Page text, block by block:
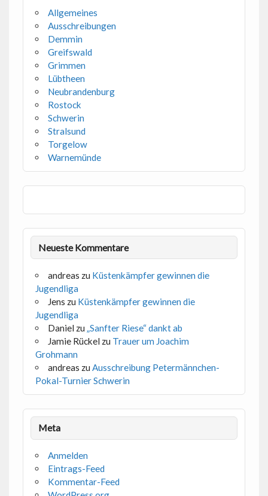
Allgemeines
Ausschreibungen
Demmin
Greifswald
Grimmen
Lübtheen
Neubrandenburg
Rostock
Schwerin
Stralsund
Torgelow
Warnemünde
Neueste Kommentare
andreas zu Küstenkämpfer gewinnen die
Jugendliga
Jens zu Küstenkämpfer gewinnen die
Jugendliga
Danielzu „Sanfter Riese“ dankt ab
Jamie Rückelzu Trauer um Joachim
Grohmann
andreas zu Ausschreibung Petermännchen-
Pokal-Turnier Schwerin
Meta
Anmelden
Eintrags-Feed
Kommentar-Feed